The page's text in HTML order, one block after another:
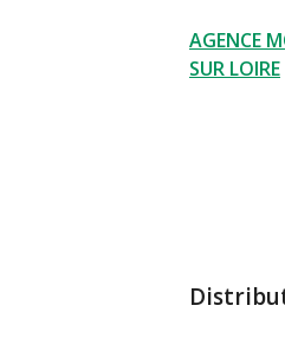
AGENCE
SUR LOIRE